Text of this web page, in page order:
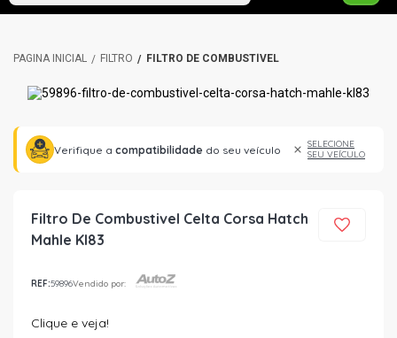
FILTRO FILTRO DE COMBUSTÍVEL
Verifique a compatibilidade do seu veículo
SELECIONE
SEU VEÍCULO
Filtro De Combustivel Celta Corsa Hatch
Mahle Kl83
REF:59896Vendido por:
Clique e veja!